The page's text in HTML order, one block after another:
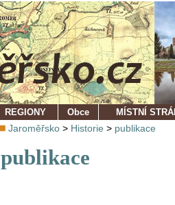
REGIONY Obce MÍSTNÍ
Jaroměřsko > Historie > publikace
publikace